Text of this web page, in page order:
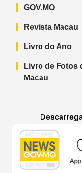
GOV.MO
Revista Macau
Livro do Ano
Livro de Fotos
Macau